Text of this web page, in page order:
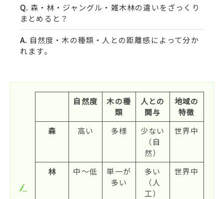
森・林・ジャングル・雑木林の違いをざっくり
まとめると？
自然度・木の種類・人との距離感によって分か
れます。
自然度
木の種
類
人との
関与
地域の
特徴
森
高い 多様
少ない
（自
然）
世界中
林 中～低
単一が
多い
多い
（人
工）
世界中